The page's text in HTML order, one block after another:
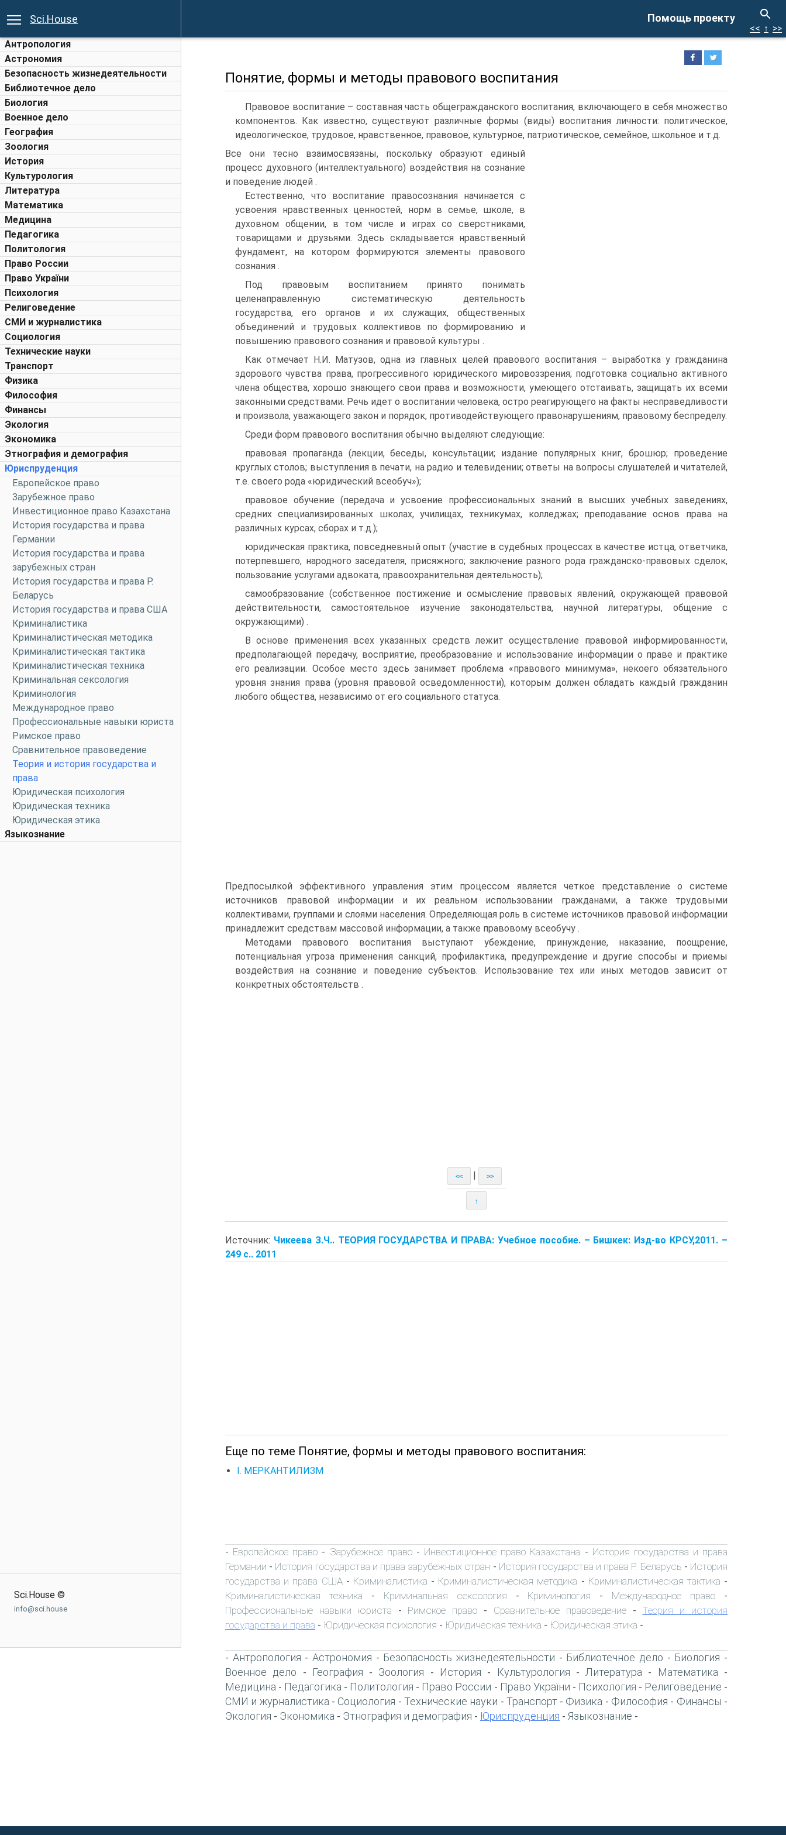
Помощь проекту
Sci.House
Антропология
Астрономия
Безопасность жизнедеятельности
Библиотечное дело
Биология
Военное дело
География
Зоология
История
Культурология
Литература
Математика
Медицина
Педагогика
Политология
Право России
Право України
Психология
Религоведение
СМИ и журналистика
Социология
Технические науки
Транспорт
Физика
Философия
Финансы
Экология
Экономика
Этнография и демография
Юриспруденция
Европейское право
Зарубежное право
Инвестиционное право Казахстана
История государства и права
Германии
История государства и права
зарубежных стран
История государства и права Р.
Беларусь
История государства и права США
Криминалистика
Криминалистическая методика
Криминалистическая тактика
Криминалистическая техника
Криминальная сексология
Криминология
Международное право
Профессиональные навыки юриста
Римское право
Сравнительное правоведение
Теория и история государства и
права
Юридическая психология
Юридическая техника
Юридическая этика
Языкознание
Sci.House ©
info@sci.house
<< ↑ >>
Понятие, формы и методы правового воспитания
Правовое воспитание – составная часть общегражданского воспитания, включающего в себя множество
компонентов. Как известно, существуют различные формы (виды) воспитания личности: политическое,
идеологическое, трудовое, нравственное, правовое, культурное, патриотическое, семейное, школьное и т.д.
Все они тесно взаимосвязаны, поскольку образуют единый
процесс духовного (интеллектуального) воздействия на сознание
и поведение людей .
Естественно, что воспитание правосознания начинается с
усвоения нравственных ценностей, норм в семье, школе, в
духовном общении, в том числе и играх со сверстниками,
товарищами и друзьями. Здесь складывается нравственный
фундамент, на котором формируются элементы правового
сознания .
Под правовым воспитанием принято понимать
целенаправленную систематическую деятельность
государства, его органов и их служащих, общественных
объединений и трудовых коллективов по формированию и
повышению правового сознания и правовой культуры .
Как отмечает Н.И. Матузов, одна из главных целей правового воспитания – выработка у гражданина
здорового чувства права, прогрессивного юридического мировоззрения; подготовка социально активного
члена общества, хорошо знающего свои права и возможности, умеющего отстаивать, защищать их всеми
законными средствами. Речь идет о воспитании человека, остро реагирующего на факты несправедливости
и произвола, уважающего закон и порядок, противодействующего правонарушениям, правовому беспределу.
Среди форм правового воспитания обычно выделяют следующие:
правовая пропаганда (лекции, беседы, консультации; издание популярных книг, брошюр; проведение
круглых столов; выступления в печати, на радио и телевидении; ответы на вопросы слушателей и читателей,
т.е. своего рода «юридический всеобуч»);
правовое обучение (передача и усвоение профессиональных знаний в высших учебных заведениях,
средних специализированных школах, училищах, техникумах, колледжах; преподавание основ права на
различных курсах, сборах и т.д.);
юридическая практика, повседневный опыт (участие в судебных процессах в качестве истца, ответчика,
потерпевшего, народного заседателя, присяжного; заключение разного рода гражданско-правовых сделок,
пользование услугами адвоката, правоохранительная деятельность);
самообразование (собственное постижение и осмысление правовых явлений, окружающей правовой
действительности, самостоятельное изучение законодательства, научной литературы, общение с
окружающими) .
В основе применения всех указанных средств лежит осуществление правовой информированности,
предполагающей передачу, восприятие, преобразование и использование информации о праве и практике
его реализации. Особое место здесь занимает проблема «правового минимума», некоего обязательного
уровня знания права (уровня правовой осведомленности), которым должен обладать каждый гражданин
любого общества, независимо от его социального статуса.
Предпосылкой эффективного управления этим процессом является четкое представление о системе
источников правовой информации и их реальном использовании гражданами, а также трудовыми
коллективами, группами и слоями населения. Определяющая роль в системе источников правовой информации
принадлежит средствам массовой информации, а также правовому всеобучу .
Методами правового воспитания выступают убеждение, принуждение, наказание, поощрение,
потенциальная угроза применения санкций, профилактика, предупреждение и другие способы и приемы
воздействия на сознание и поведение субъектов. Использование тех или иных методов зависит от
конкретных обстоятельств .
<< >>
↑
Источник: Чикеева З.Ч.. ТЕОРИЯ ГОСУДАРСТВА И ПРАВА: Учебное пособие. – Бишкек: Изд-во КРСУ,2011. –
249 с.. 2011
Еще по теме Понятие, формы и методы правового воспитания:
I. МЕРКАНТИЛИЗМ
- Европейское право - Зарубежное право- Инвестиционное право Казахстана - История государства и права
Германии - История государства и права зарубежных стран - История государства и права Р. Беларусь - История
государства и права США- Криминалистика - Криминалистическая методика - Криминалистическая тактика -
Криминалистическая техника - Криминальная сексология - Криминология - Международное право -
Профессиональные навыки юриста - Римское право - Сравнительное правоведение- Теория и история
государства и права - Юридическая психология - Юридическая техника - Юридическая этика -
- Антропология -Астрономия - Безопасность жизнедеятельности - Библиотечное дело - Биология -
Военное дело - География - Зоология - История - Культурология - Литература - Математика -
Медицина - Педагогика - Политология - Право России - Право України - Психология - Религоведение -
СМИ и журналистика - Социология - Технические науки - Транспорт- Физика - Философия - Финансы -
Экология - Экономика - Этнография и демография - Юриспруденция - Языкознание -